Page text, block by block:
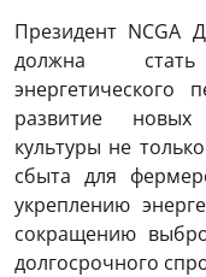
Президент NCGA
должна
развитие новых
культуры не
сбыта для
укреплению
сокращению
долгосрочного